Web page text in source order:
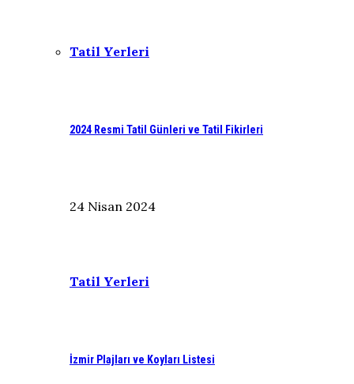
Tatil Yerleri
2024 Resmi Tatil Günleri ve Tatil Fikirleri
24 Nisan 2024
Tatil Yerleri
İzmir Plajları ve Koyları Listesi